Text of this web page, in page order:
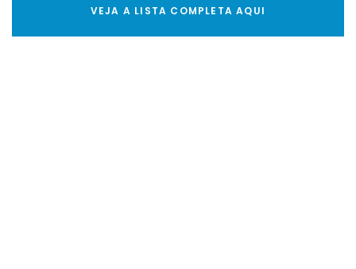
VEJA A LISTA COMPLETA AQUI